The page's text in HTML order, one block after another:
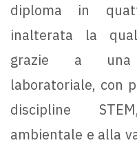
diploma in
inalterata la
grazie a una
laboratoriale, con
discipline
ambientale e alla